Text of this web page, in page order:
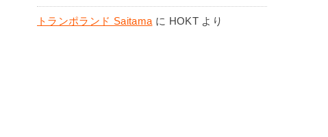
トランポランド Saitama に HOKT より